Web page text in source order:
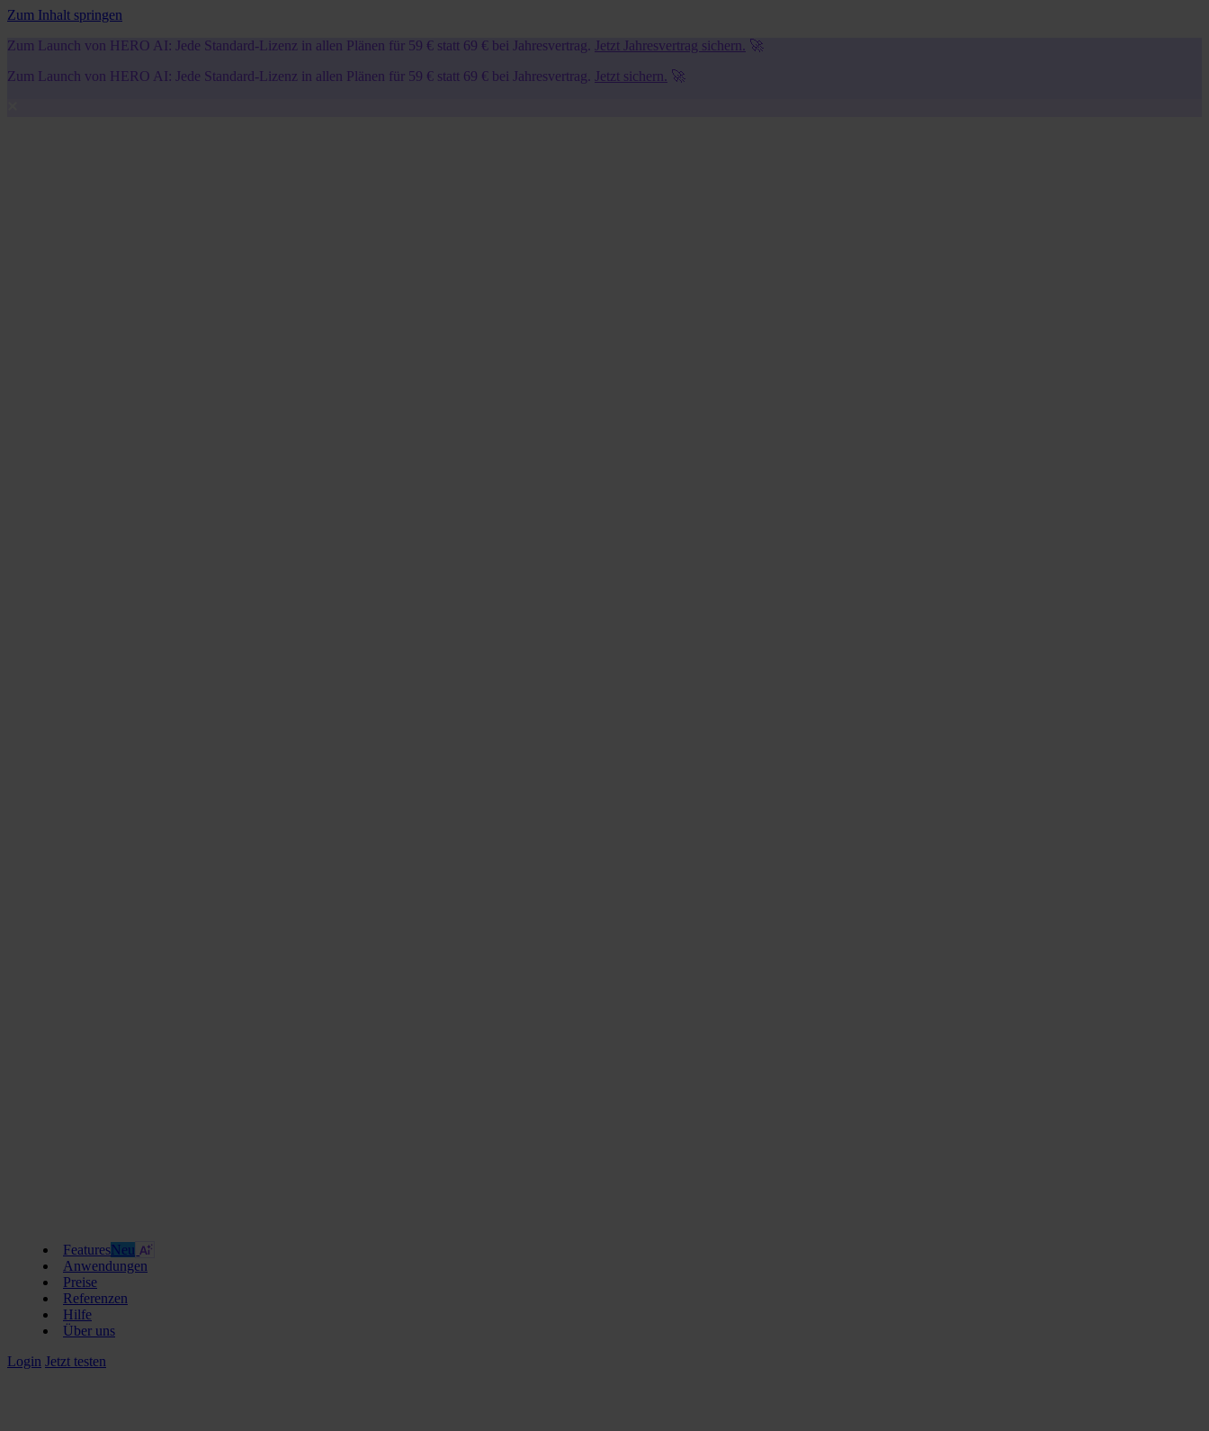
Zum Inhalt springen
Zum Launch von HERO AI: Jede Standard-Lizenz in allen Plänen für 59 € statt 69 € bei Jahresvertrag. Jetzt Jahresvertrag sichern. 🚀
Zum Launch von HERO AI: Jede Standard-Lizenz in allen Plänen für 59 € statt 69 € bei Jahresvertrag. Jetzt sichern. 🚀
FeaturesNeu
Anwendungen
Preise
Referenzen
Hilfe
Über uns
Login Jetzt testen